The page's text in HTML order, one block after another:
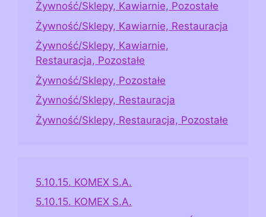
Żywność/Sklepy, Kawiarnie, Pozostałe
Żywność/Sklepy, Kawiarnie, Restauracja
Żywność/Sklepy, Kawiarnie,
Restauracja, Pozostałe
Żywność/Sklepy, Pozostałe
Żywność/Sklepy, Restauracja
Żywność/Sklepy, Restauracja, Pozostałe
5.10.15. KOMEX S.A.
5.10.15. KOMEX S.A.